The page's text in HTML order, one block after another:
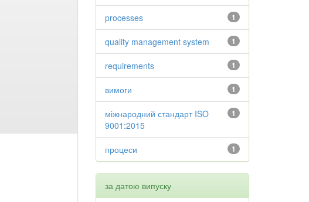
1
processes
1
quality management system
1
requirements
1
вимоги
1
міжнародний стандарт ISO
9001:2015
1
процеси
за датою випуску